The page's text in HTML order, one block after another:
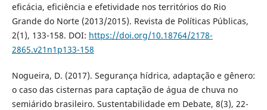
eficácia, eficiência e efetividade nos territórios do Rio
Grande do Norte (2013/2015). Revista de Políticas Públicas,
2(1), 133-158. DOI: https://doi.org/10.18764/2178-
2865.v21n1p133-158
Nogueira, D. (2017). Segurança hídrica, adaptação e gênero:
o caso das cisternas para captação de água de chuva no
semiárido brasileiro. Sustentabilidade em Debate, 8(3), 22-